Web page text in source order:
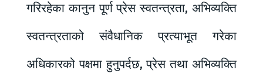
गरिरहेका कानुन पूर्ण प्रेस स्वतन्त्रता, अभिव्यक्ति
स्वतन्त्रताको संवैधानिक प्रत्याभूत गरेका
अधिकारको पक्षमा हुनुपर्दछ, प्रेस तथा अभिव्यक्ति